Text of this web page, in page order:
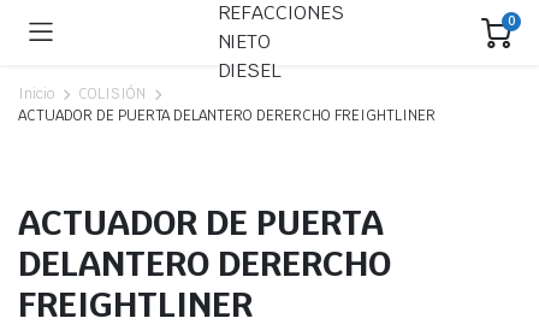
0
Inicio
COLISIÓN
ACTUADOR DE PUERTA DELANTERO DERERCHO FREIGHTLINER
ACTUADOR DE PUERTA
DELANTERO DERERCHO
FREIGHTLINER